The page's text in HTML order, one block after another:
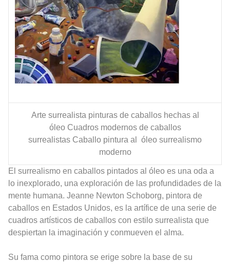
Arte surrealista pinturas de caballos hechas al
óleo Cuadros modernos de caballos
surrealistas Caballo pintura al óleo surrealismo
moderno
El surrealismo en caballos pintados al óleo es una oda a
lo inexplorado, una exploración de las profundidades de la
mente humana. Jeanne Newton Schoborg, pintora de
caballos en Estados Unidos, es la artífice de una serie de
cuadros artísticos de caballos con estilo surrealista que
despiertan la imaginación y conmueven el alma.
Su fama como pintora se erige sobre la base de su